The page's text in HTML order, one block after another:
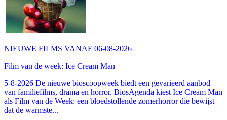
NIEUWE FILMS VANAF 06-08-2026
Film van de week: Ice Cream Man
5-8-2026 De nieuwe bioscoopweek biedt een gevarieerd aanbod
van familiefilms, drama en horror. BiosAgenda kiest Ice Cream Man
als Film van de Week: een bloedstollende zomerhorror die bewijst
dat de warmste...